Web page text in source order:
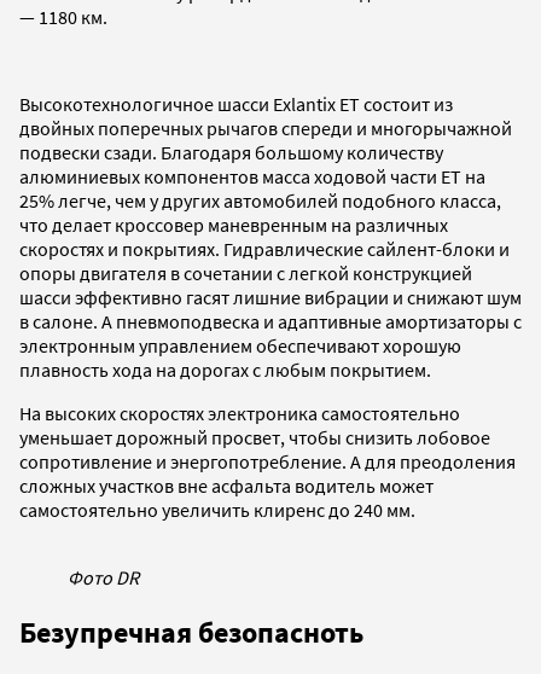
— 1180 км.
Высокотехнологичное шасси Exlantix ET состоит из
двойных поперечных рычагов спереди и многорычажной
подвески сзади. Благодаря большому количеству
алюминиевых компонентов масса ходовой части ET на
25% легче, чем у других автомобилей подобного класса,
что делает кроссовер маневренным на различных
скоростях и покрытиях. Гидравлические сайлент-блоки и
опоры двигателя в сочетании с легкой конструкцией
шасси эффективно гасят лишние вибрации и снижают шум
в салоне. А пневмоподвеска и адаптивные амортизаторы с
электронным управлением обеспечивают хорошую
плавность хода на дорогах с любым покрытием.
На высоких скоростях электроника самостоятельно
уменьшает дорожный просвет, чтобы снизить лобовое
сопротивление и энергопотребление. А для преодоления
сложных участков вне асфальта водитель может
самостоятельно увеличить клиренс до 240 мм.
Фото DR
Безупречная безопасноть